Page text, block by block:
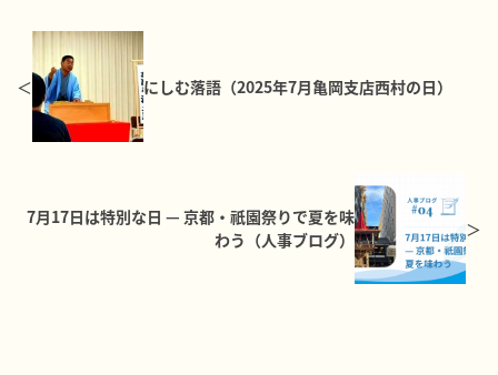
にしむ落語（2025年7月亀岡支店西村の日）
7月17日は特別な日 — 京都・祇園祭りで夏を味
わう（人事ブログ）